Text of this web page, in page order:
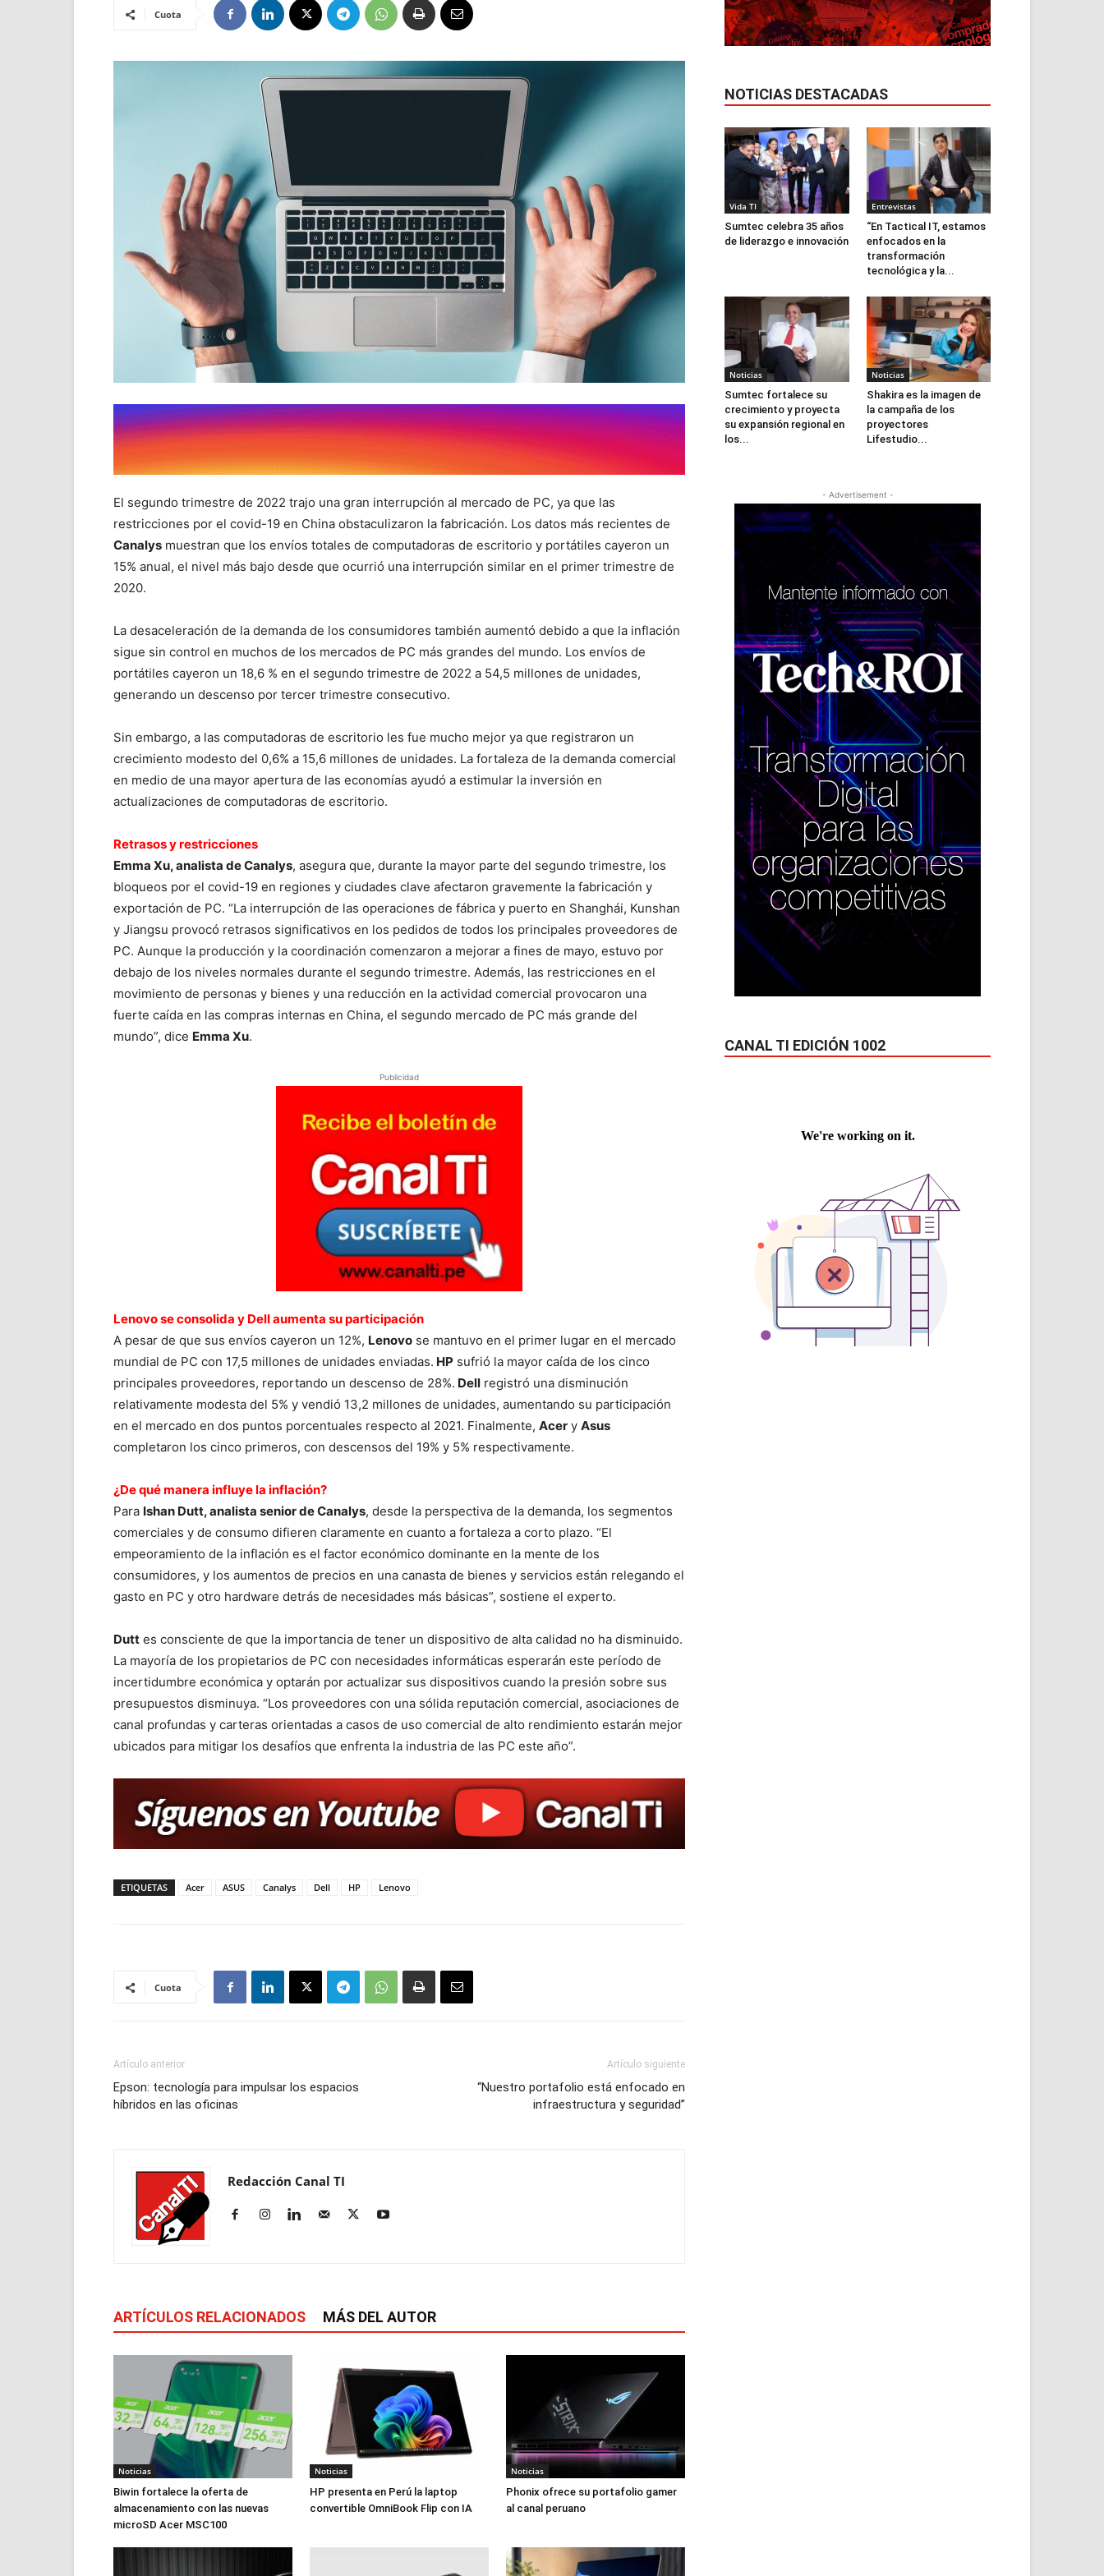
Cuota
El segundo trimestre de 2022 trajo una gran interrupción al mercado de PC, ya que las
restricciones por el covid-19 en China obstaculizaron la fabricación. Los datos más recientes de
Canalys muestran que los envíos totales de computadoras de escritorio y portátiles cayeron un
15% anual, el nivel más bajo desde que ocurrió una interrupción similar en el primer trimestre de
2020.
La desaceleración de la demanda de los consumidores también aumentó debido a que la inflación
sigue sin control en muchos de los mercados de PC más grandes del mundo. Los envíos de
portátiles cayeron un 18,6 % en el segundo trimestre de 2022 a 54,5 millones de unidades,
generando un descenso por tercer trimestre consecutivo.
Sin embargo, a las computadoras de escritorio les fue mucho mejor ya que registraron un
crecimiento modesto del 0,6% a 15,6 millones de unidades. La fortaleza de la demanda comercial
en medio de una mayor apertura de las economías ayudó a estimular la inversión en
actualizaciones de computadoras de escritorio.
Retrasos y restricciones
Emma Xu, analista de Canalys, asegura que, durante la mayor parte del segundo trimestre, los
bloqueos por el covid-19 en regiones y ciudades clave afectaron gravemente la fabricación y
exportación de PC. “La interrupción de las operaciones de fábrica y puerto en Shanghái, Kunshan
y Jiangsu provocó retrasos significativos en los pedidos de todos los principales proveedores de
PC. Aunque la producción y la coordinación comenzaron a mejorar a fines de mayo, estuvo por
debajo de los niveles normales durante el segundo trimestre. Además, las restricciones en el
movimiento de personas y bienes y una reducción en la actividad comercial provocaron una
fuerte caída en las compras internas en China, el segundo mercado de PC más grande del
mundo”, dice Emma Xu.
Publicidad
Lenovo se consolida y Dell aumenta su participación
A pesar de que sus envíos cayeron un 12%, Lenovo se mantuvo en el primer lugar en el mercado
mundial de PC con 17,5 millones de unidades enviadas. HP sufrió la mayor caída de los cinco
principales proveedores, reportando un descenso de 28%. Dell registró una disminución
relativamente modesta del 5% y vendió 13,2 millones de unidades, aumentando su participación
en el mercado en dos puntos porcentuales respecto al 2021. Finalmente, Acer y Asus
completaron los cinco primeros, con descensos del 19% y 5% respectivamente.
¿De qué manera influye la inflación?
Para Ishan Dutt, analista senior de Canalys, desde la perspectiva de la demanda, los segmentos
comerciales y de consumo difieren claramente en cuanto a fortaleza a corto plazo. “El
empeoramiento de la inflación es el factor económico dominante en la mente de los
consumidores, y los aumentos de precios en una canasta de bienes y servicios están relegando el
gasto en PC y otro hardware detrás de necesidades más básicas”, sostiene el experto.
Dutt es consciente de que la importancia de tener un dispositivo de alta calidad no ha disminuido.
La mayoría de los propietarios de PC con necesidades informáticas esperarán este período de
incertidumbre económica y optarán por actualizar sus dispositivos cuando la presión sobre sus
presupuestos disminuya. “Los proveedores con una sólida reputación comercial, asociaciones de
canal profundas y carteras orientadas a casos de uso comercial de alto rendimiento estarán mejor
ubicados para mitigar los desafíos que enfrenta la industria de las PC este año”.
ETIQUETAS Acer ASUS Canalys Dell HP Lenovo
Cuota
Artículo anterior
Epson: tecnología para impulsar los espacios
híbridos en las oficinas
Artículo siguiente
“Nuestro portafolio está enfocado en
infraestructura y seguridad”
Redacción Canal TI
ARTÍCULOS RELACIONADOS MÁS DEL AUTOR
Noticias
Biwin fortalece la oferta de
almacenamiento con las nuevas
microSD Acer MSC100
Noticias
HP presenta en Perú la laptop
convertible OmniBook Flip con IA
Noticias
Phonix ofrece su portafolio gamer
al canal peruano
NOTICIAS DESTACADAS
Vida TI
Sumtec celebra 35 años
de liderazgo e innovación
Entrevistas
“En Tactical IT, estamos
enfocados en la
transformación
tecnológica y la...
Noticias
Sumtec fortalece su
crecimiento y proyecta
su expansión regional en
los...
Noticias
Shakira es la imagen de
la campaña de los
proyectores
Lifestudio...
- Advertisement -
CANAL TI EDICIÓN 1002